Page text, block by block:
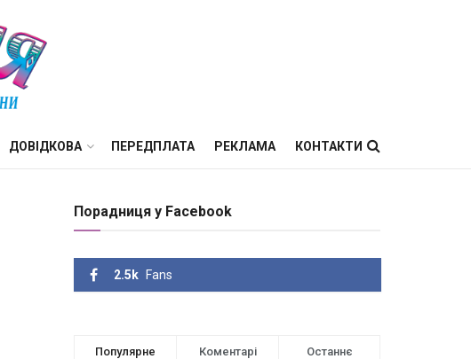
ДОВІДКОВА ПЕРЕДПЛАТА РЕКЛАМА КОНТАКТИ
Порадниця у Facebook
2.5k Fans
Популярне Коментарі Останнє